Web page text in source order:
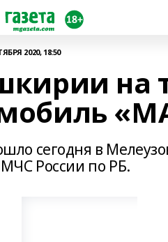
2020, 18:50
на
сегодня в
России по РБ.